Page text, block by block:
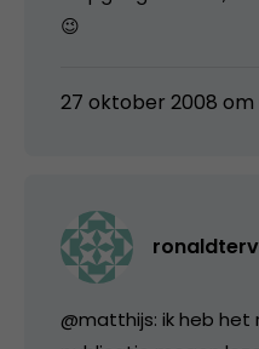
😉
27 oktober 2008 om
@matthijs: ik heb